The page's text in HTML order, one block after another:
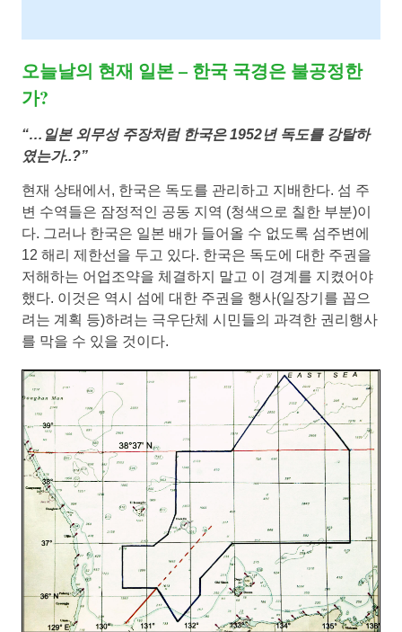
오늘날의 현재 일본 – 한국 국경은 불공정한
가?
“…일본 외무성 주장처럼 한국은 1952년 독도를 강탈하
였는가..?”
현재 상태에서, 한국은 독도를 관리하고 지배한다. 섬 주
변 수역들은 잠정적인 공동 지역 (청색으로 칠한 부분)이
다. 그러나 한국은 일본 배가 들어올 수 없도록 섬주변에
12 해리 제한선을 두고 있다. 한국은 독도에 대한 주권을
저해하는 어업조약을 체결하지 말고 이 경계를 지켰어야
했다. 이것은 역시 섬에 대한 주권을 행사(일장기를 꼽으
려는 계획 등)하려는 극우단체 시민들의 과격한 권리행사
를 막을 수 있을 것이다.